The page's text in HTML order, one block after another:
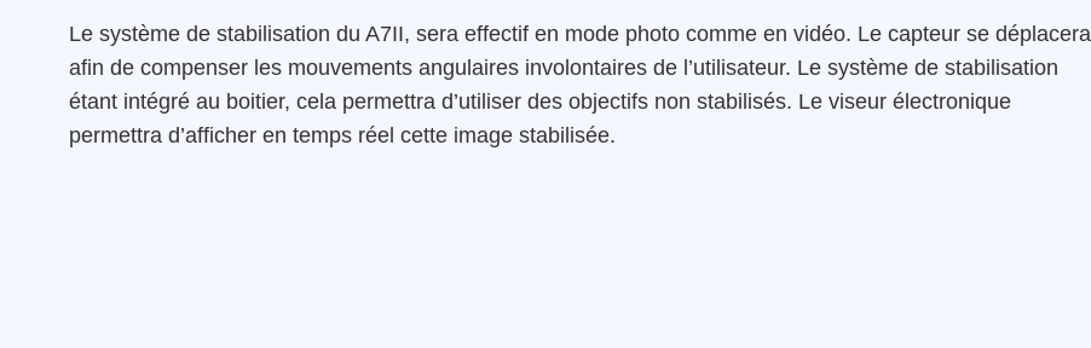
Le système de stabilisation du A7II, sera effectif en mode photo comme en vidéo. Le capteur se déplacera
afin de compenser les mouvements angulaires involontaires de l’utilisateur. Le système de stabilisation
étant intégré au boitier, cela permettra d’utiliser des objectifs non stabilisés. Le viseur électronique
permettra d’afficher en temps réel cette image stabilisée.